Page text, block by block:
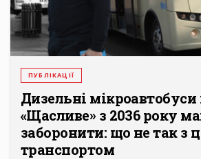
ПУБЛІКАЦІЇ
Дизельні мікроавтобуси
«Щасливе» з 2036 року
заборонити: що не так з
транспортом